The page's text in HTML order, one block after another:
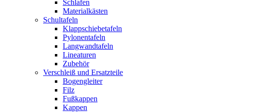
Schlafen
Materialkästen
Schultafeln
Klappschiebetafeln
Pylonentafeln
Langwandtafeln
Lineaturen
Zubehör
Verschleiß und Ersatzteile
Bogengleiter
Filz
Fußkappen
Kappen